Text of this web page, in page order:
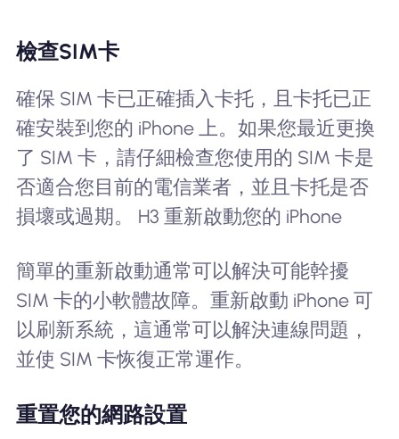
檢查SIM卡
確保 SIM 卡已正確插入卡托，且卡托已正
確安裝到您的 iPhone 上。如果您最近更換
了 SIM 卡，請仔細檢查您使用的 SIM 卡是
否適合您目前的電信業者，並且卡托是否
損壞或過期。 H3 重新啟動您的 iPhone
簡單的重新啟動通常可以解決可能幹擾
SIM 卡的小軟體故障。重新啟動 iPhone 可
以刷新系統，這通常可以解決連線問題，
並使 SIM 卡恢復正常運作。
重置您的網路設置